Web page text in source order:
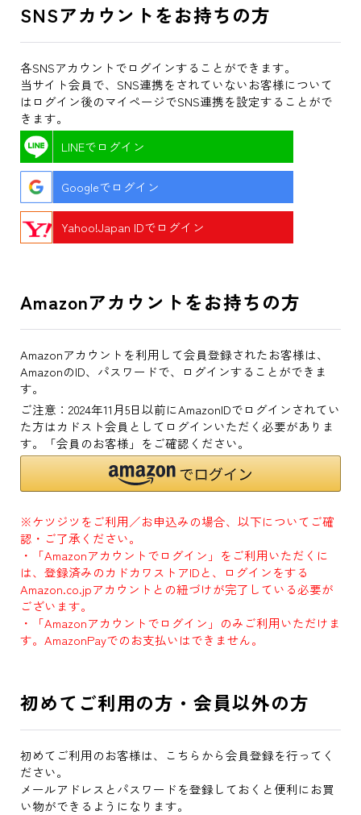
SNSアカウントをお持ちの方
各SNSアカウントでログインすることができます。
当サイト会員で、SNS連携をされていないお客様について
はログイン後のマイページでSNS連携を設定することがで
きます。
LINEでログイン
Googleでログイン
Yahoo!Japan IDでログイン
Amazonアカウントをお持ちの方
Amazonアカウントを利用して会員登録されたお客様は、
AmazonのID、パスワードで、ログインすることができま
す。
ご注意：2024年11月5日以前にAmazonIDでログインされてい
た方はカドスト会員としてログインいただく必要がありま
す。「会員のお客様」をご確認ください。
※ケツジツをご利用／お申込みの場合、以下についてご確
認・ご了承ください。
・「Amazonアカウントでログイン」をご利用いただくに
は、登録済みのカドカワストアIDと、ログインをする
Amazon.co.jpアカウントとの紐づけが完了している必要が
ございます。
・「Amazonアカウントでログイン」のみご利用いただけま
す。AmazonPayでのお支払いはできません。
初めてご利用の方・会員以外の方
初めてご利用のお客様は、こちらから会員登録を行ってく
ださい。
メールアドレスとパスワードを登録しておくと便利にお買
い物ができるようになります。